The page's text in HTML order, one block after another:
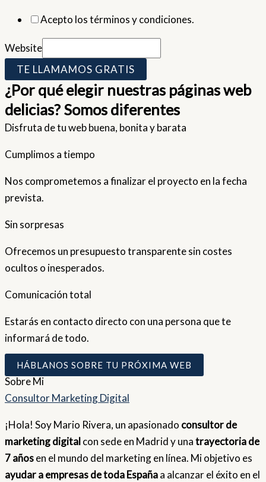
Acepto los términos y condiciones.
Website
TE LLAMAMOS GRATIS
¿Por qué elegir nuestras páginas web
delicias? Somos diferentes
Disfruta de tu web buena, bonita y barata
Cumplimos a tiempo
Nos comprometemos a finalizar el proyecto en la fecha
prevista.
Sin sorpresas
Ofrecemos un presupuesto transparente sin costes
ocultos o inesperados.
Comunicación total
Estarás en contacto directo con una persona que te
informará de todo.
HÁBLANOS SOBRE TU PRÓXIMA WEB
SobreMi
Consultor Marketing Digital
¡Hola! Soy Mario Rivera, un apasionado consultor de
marketing digital con sede en Madrid y unatrayectoria de
7 añosen el mundo del marketing en línea. Mi objetivo es
ayudar a empresas de toda Españaa alcanzar el éxito en el